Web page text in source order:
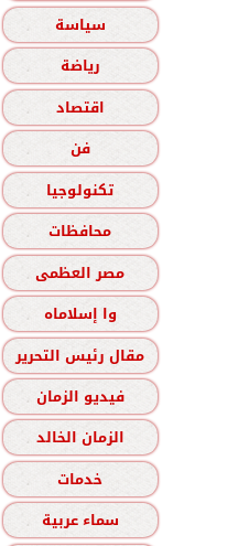
سياسة
رياضة
اقتصاد
فن
تكنولوجيا
محافظات
مصر العظمى
وا إسلاماه
مقال رئيس التحرير
فيديو الزمان
الزمان الخالد
خدمات
سماء عربية